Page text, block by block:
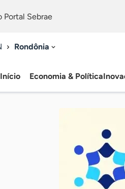
Portal Sebrae
Rondônia
Início Economia & Política